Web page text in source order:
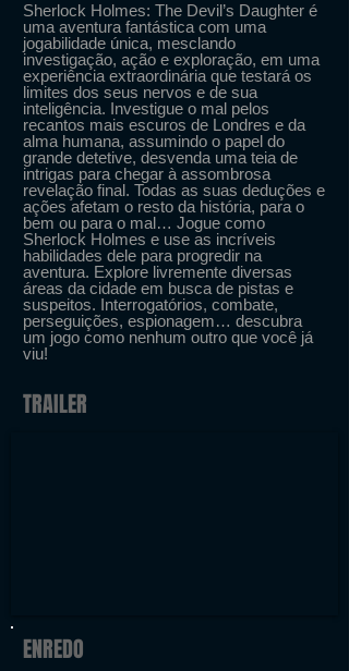
Sherlock Holmes: The Devil’s Daughter é
uma aventura fantástica com uma
jogabilidade única, mesclando
investigação, ação e exploração, em uma
experiência extraordinária que testará os
limites dos seus nervos e de sua
inteligência. Investigue o mal pelos
recantos mais escuros de Londres e da
alma humana, assumindo o papel do
grande detetive, desvenda uma teia de
intrigas para chegar à assombrosa
revelação final. Todas as suas deduções e
ações afetam o resto da história, para o
bem ou para o mal… Jogue como
Sherlock Holmes e use as incríveis
habilidades dele para progredir na
aventura. Explore livremente diversas
áreas da cidade em busca de pistas e
suspeitos. Interrogatórios, combate,
perseguições, espionagem… descubra
um jogo como nenhum outro que você já
viu!
TRAILER
ENREDO